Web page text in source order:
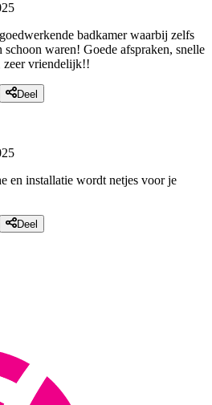
badkamer waarbij zelfs
schoon waren! Goede afspraken, snelle
zeer vriendelijk!!
Deel
en installatie wordt netjes voor je
Deel